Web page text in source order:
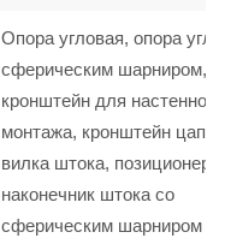
Опора угловая, опора
сферическим шарниром,
кронштейн для настенного
монтажа, кронштейн
вилка штока, позиционер
наконечник штока со
сферическим шарниром